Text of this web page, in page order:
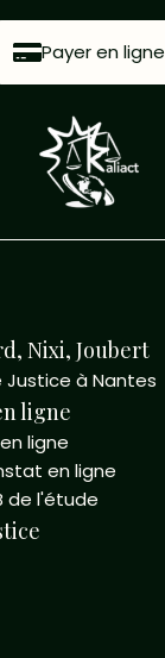
Payer en ligne
Nixi, Joubert
à Nantes
ligne
ligne
en ligne
de l'étude